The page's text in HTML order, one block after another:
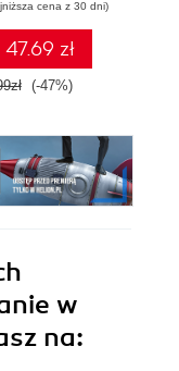
cena z 30 dni)
47.69 zł
(-47%)
w
na: